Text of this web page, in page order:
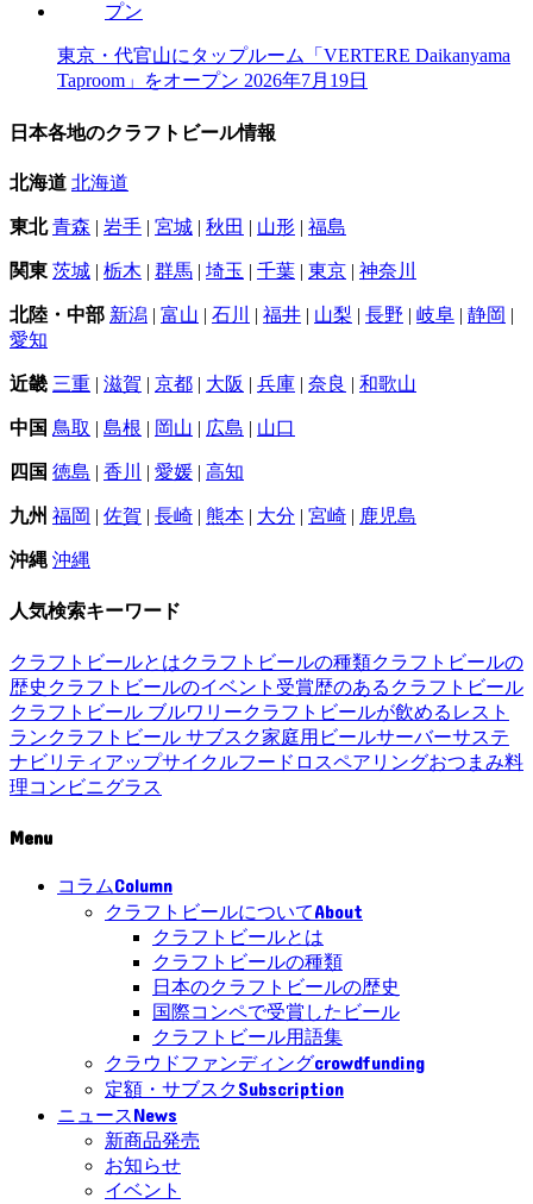
東京・代官山にタップルーム「VERTERE Daikanyama
Taproom」をオープン 2026年7月19日
日本各地のクラフトビール情報
北海道 北海道
東北 青森 | 岩手 | 宮城 | 秋田 | 山形 | 福島
関東 茨城 | 栃木 | 群馬 | 埼玉 | 千葉 | 東京 | 神奈川
北陸・中部 新潟 | 富山 | 石川 | 福井 | 山梨 | 長野 | 岐阜 | 静岡 |
愛知
近畿 三重 | 滋賀 | 京都 | 大阪 | 兵庫 | 奈良 | 和歌山
中国 鳥取 | 島根 | 岡山 | 広島 | 山口
四国 徳島 | 香川 | 愛媛 | 高知
九州 福岡 | 佐賀 | 長崎 | 熊本 | 大分 | 宮崎 | 鹿児島
沖縄 沖縄
人気検索キーワード
クラフトビールとはクラフトビールの種類クラフトビールの
歴史 クラフトビールのイベント 受賞歴のあるクラフトビール
クラフトビール ブルワリークラフトビールが飲めるレスト
ランクラフトビール サブスク家庭用ビールサーバーサステ
ナビリティ アップサイクルフードロスペアリングおつまみ料
理コンビニグラス
Menu
コラムColumn
クラフトビールについてAbout
クラフトビールとは
クラフトビールの種類
日本のクラフトビールの歴史
国際コンペで受賞したビール
クラフトビール用語集
クラウドファンディングcrowdfunding
定額・サブスクSubscription
ニュースNews
新商品発売
お知らせ
イベント